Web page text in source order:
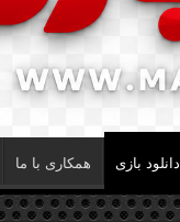
دانلود بازی همکاری با ما